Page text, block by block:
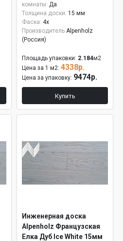
комнаты: Да
Толщина доски: 15 мм
Фаска: 4x
Производитель Alpenholz
(Россия)
Площадь упаковки: 2.184м2
Цена за 1 м2: 4338р.
Цена за упаковку: 9474р.
Купить
Инженерная доска
Alpenholz Французская
Елка Дуб Ice White 15мм